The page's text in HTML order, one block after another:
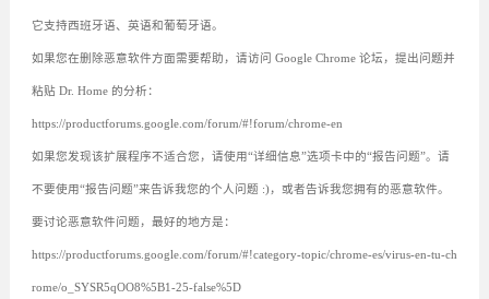
它支持西班牙语、英语和葡萄牙语。
如果您在删除恶意软件方面需要帮助，请访问 Google Chrome 论坛，提出问题并
粘贴 Dr. Home 的分析：
https://productforums.google.com/forum/#!forum/chrome-en
如果您发现该扩展程序不适合您，请使用“详细信息”选项卡中的“报告问题”。请
不要使用“报告问题”来告诉我您的个人问题 :)，或者告诉我您拥有的恶意软件。
要讨论恶意软件问题，最好的地方是：
https://productforums.google.com/forum/#!category-topic/chrome-es/virus-en-tu-ch
rome/o_SYSR5qOO8%5B1-25-false%5D